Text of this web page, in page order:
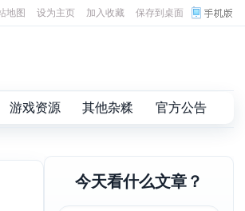
地图 设为主页 加入收藏 保存到桌面
游戏资源 其他杂糅 官方公告
今天看什么文章？